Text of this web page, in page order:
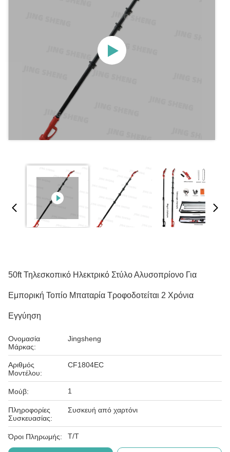
50ft Τηλεσκοπικό Ηλεκτρικό Στύλο Αλυσοπρίονο Για
Εμπορική Τοπίο Μπαταρία Τροφοδοτείται 2 Χρόνια
Εγγύηση
Ονομασία
Μάρκας:
Jingsheng
Αριθμός
Μοντέλου:
CF1804EC
Μούβ: 1
Πληροφορίες
Συσκευασίας:
Συσκευή από χαρτόνι
Όροι Πληρωμής: T/T